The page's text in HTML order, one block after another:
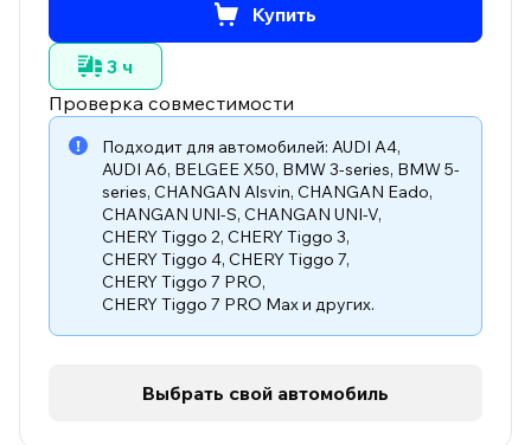
Купить
3 ч
Проверка совместимости
Подходит для автомобилей: AUDI A4,
AUDI A6, BELGEE X50, BMW 3-series, BMW 5-
series, CHANGAN Alsvin, CHANGAN Eado,
CHANGAN UNI-S, CHANGAN UNI-V,
CHERY Tiggo 2, CHERY Tiggo 3,
CHERY Tiggo 4, CHERY Tiggo 7,
CHERY Tiggo 7 PRO,
CHERY Tiggo 7 PRO Maxи других.
Выбрать свой автомобиль